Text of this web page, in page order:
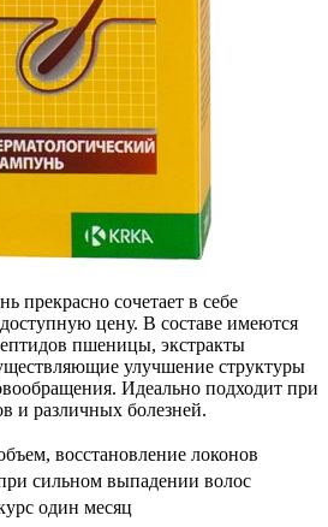
прекрасно сочетает в себе
цену. В составе имеются
пшеницы, экстракты
улучшение структуры
Идеально подходит при
и различных болезней.
восстановление локонов
сильном выпадении волос
один месяц